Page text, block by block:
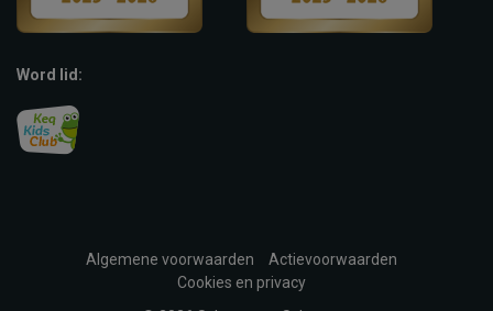
Word lid:
Algemene voorwaarden
Actievoorwaarden
Cookies en privacy